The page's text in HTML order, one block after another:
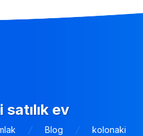
ev
Blog
kolonaki